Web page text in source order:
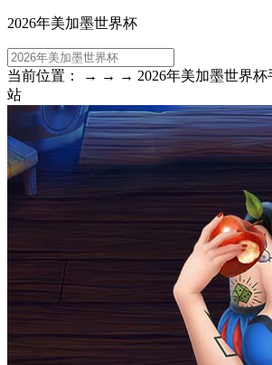
2026年美加墨世界杯
当前位置： → → → 2026年美加墨世界杯
站